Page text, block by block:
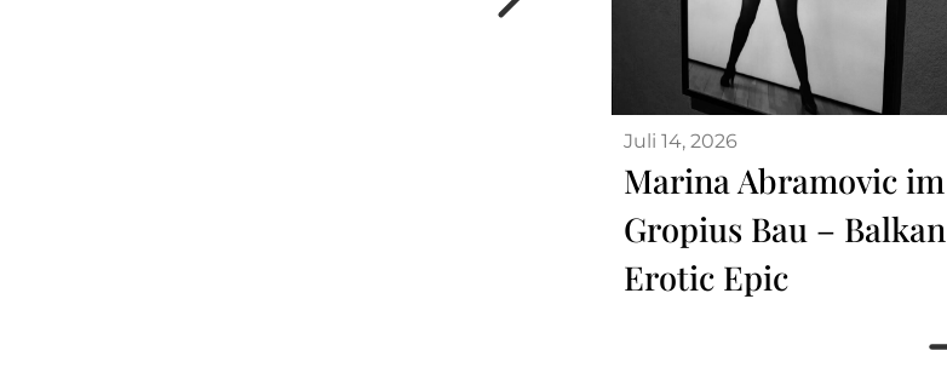
Juli 14, 2026
Marina Abramovic im
Gropius Bau – Balkan
Erotic Epic